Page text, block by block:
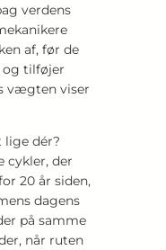
verdens
af, før de
tilføjer
vægten viser
lige dér?
cykler, der
20 år siden,
dagens
på samme
når ruten